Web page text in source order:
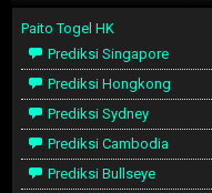
Paito Togel HK
Prediksi Singapore
Prediksi Hongkong
Prediksi Sydney
Prediksi Cambodia
Prediksi Bullseye